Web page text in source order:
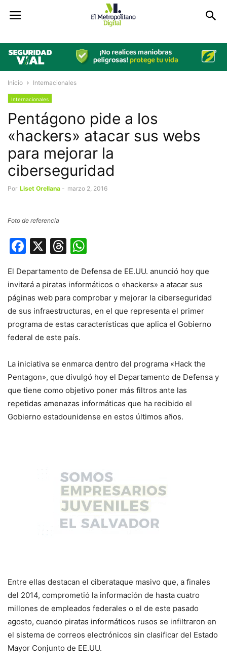
Inicio Internacionales
Internacionales
Pentágono pide a los
«hackers» atacar sus webs
para mejorar la
ciberseguridad
Por Liset Orellana - marzo 2, 2016
Foto de referencia
Facebook
X Threads
El Departamento de Defensa de EE.UU. anunció hoy que
invitará a piratas informáticos o «hackers» a atacar sus
páginas web para comprobar y mejorar la ciberseguridad
de sus infraestructuras, en el que representa el primer
programa de estas características que aplica el Gobierno
federal de este país.
La iniciativa se enmarca dentro del programa «Hack the
Pentagon», que divulgó hoy el Departamento de Defensa y
que tiene como objetivo poner más filtros ante las
repetidas amenazas informáticas que ha recibido el
Gobierno estadounidense en estos últimos años.
Entre ellas destacan el ciberataque masivo que, a finales
del 2014, comprometió la información de hasta cuatro
millones de empleados federales o el de este pasado
agosto, cuando piratas informáticos rusos se infiltraron en
el sistema de correos electrónicos sin clasificar del Estado
Mayor Conjunto de EE.UU.